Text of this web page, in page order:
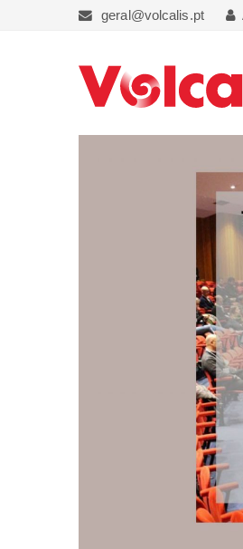
geral@volcalis.pt